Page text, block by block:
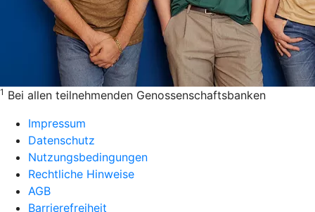
1 Bei allen teilnehmenden Genossenschaftsbanken
Impressum
Datenschutz
Nutzungsbedingungen
Rechtliche Hinweise
AGB
Barrierefreiheit